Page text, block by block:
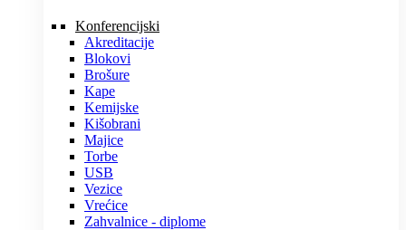
Konferencijski
Akreditacije
Blokovi
Brošure
Kape
Kemijske
Kišobrani
Majice
Torbe
USB
Vezice
Vrećice
Zahvalnice - diplome